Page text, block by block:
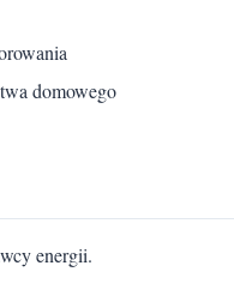
domowego
energii.